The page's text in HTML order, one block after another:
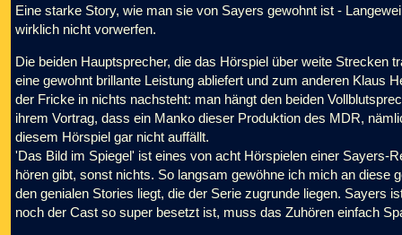
Eine starke Story, wie man sie von Sayers gewohnt ist -
wirklich nicht vorwerfen.
Die beiden Hauptsprecher, die das Hörspiel über weite Strecken
eine gewohnt brillante Leistung abliefert und zum anderen Klaus
der Fricke in nichts nachsteht: man hängt den beiden
ihrem Vortrag, dass ein Manko dieser Produktion des MDR,
diesem Hörspiel gar nicht auffällt.
'Das Bild im Spiegel' ist eines von acht Hörspielen einer Sayers-
hören gibt, sonst nichts. So langsam gewöhne ich mich an diese
den genialen Stories liegt, die der Serie zugrunde liegen. Sayers
noch der Cast so super besetzt ist, muss das Zuhören einfach